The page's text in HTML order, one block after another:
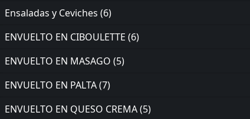
Ensaladas y Ceviches (6)
ENVUELTO EN CIBOULETTE (6)
ENVUELTO EN MASAGO (5)
ENVUELTO EN PALTA(7)
ENVUELTO EN QUESO CREMA(5)